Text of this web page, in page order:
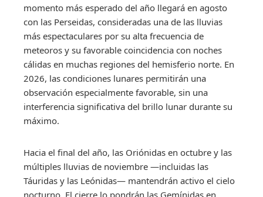
momento más esperado del año llegará en agosto
con las Perseidas, consideradas una de las lluvias
más espectaculares por su alta frecuencia de
meteoros y su favorable coincidencia con noches
cálidas en muchas regiones del hemisferio norte. En
2026, las condiciones lunares permitirán una
observación especialmente favorable, sin una
interferencia significativa del brillo lunar durante su
máximo.
Hacia el final del año, las Oriónidas en octubre y las
múltiples lluvias de noviembre —incluidas las
Táuridas y las Leónidas— mantendrán activo el cielo
nocturno. El cierre lo pondrán las Gemínidas en